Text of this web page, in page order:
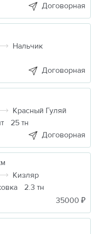
Договорная
Нальчик
Договорная
Красный Гуляй
25 тн
Договорная
Кизляр
2.3 тн
35000 ₽